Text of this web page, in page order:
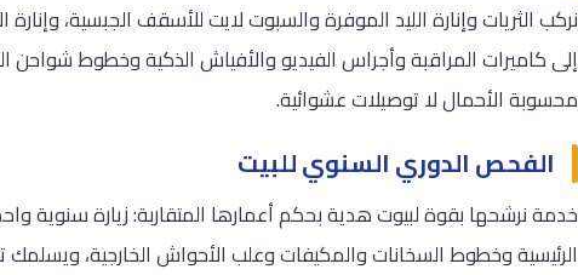
نركب الثريات وإنارة الليد الموفرة والسبوت لايت للأسقف الجبسية،
إلى كاميرات المراقبة وأجراس الفيديو والأفياش الذكية وخطوط شواحن
محسوبة الأحمال لا توصيلات عشوائية.
الفحص الدوري السنوي للبيت
خدمة نرشحها بقوة لبيوت هدية بحكم أعمارها المتقاربة: زيارة سنوية
الرئيسية وخطوط السخانات والمكيفات وعلب الأحواش الخارجية، ويسلمك